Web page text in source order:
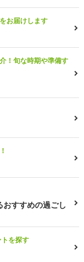
お届けします
！旬な時期や準備す
すすめの過ごし
を探す